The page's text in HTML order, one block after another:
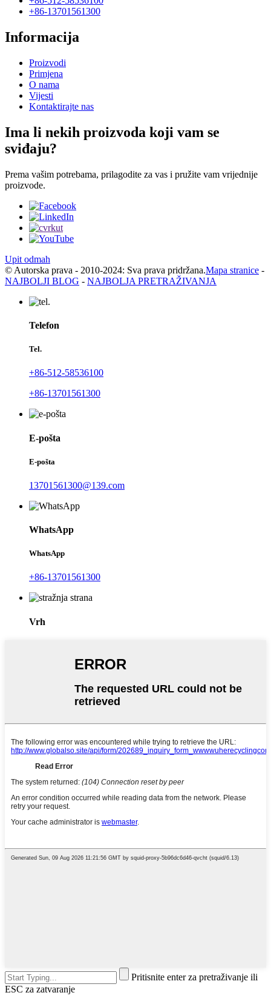
+86-13701561300
Informacija
Proizvodi
Primjena
O nama
Vijesti
Kontaktirajte nas
Ima li nekih proizvoda koji vam se
sviđaju?
Prema vašim potrebama, prilagodite za vas i pružite vam vrijednije
proizvode.
Upit odmah
© Autorska prava - 2010-2024: Sva prava pridržana.Mapa stranice -
NAJBOLJI BLOG - NAJBOLJA PRETRAŽIVANJA
Telefon
Tel.
+86-512-58536100
+86-13701561300
E-pošta
E-pošta
13701561300@139.com
WhatsApp
WhatsApp
+86-13701561300
Vrh
Pritisnite enter za pretraživanje ili
ESC za zatvaranje